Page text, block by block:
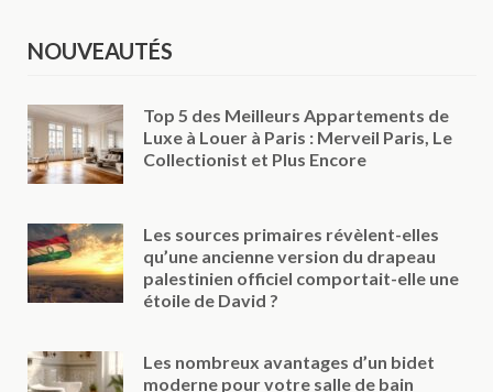
NOUVEAUTÉS
Top 5 des Meilleurs Appartements de
Luxe à Louer à Paris : Merveil Paris, Le
Collectionist et Plus Encore
Les sources primaires révèlent-elles
qu’une ancienne version du drapeau
palestinien officiel comportait-elle une
étoile de David ?
Les nombreux avantages d’un bidet
moderne pour votre salle de bain